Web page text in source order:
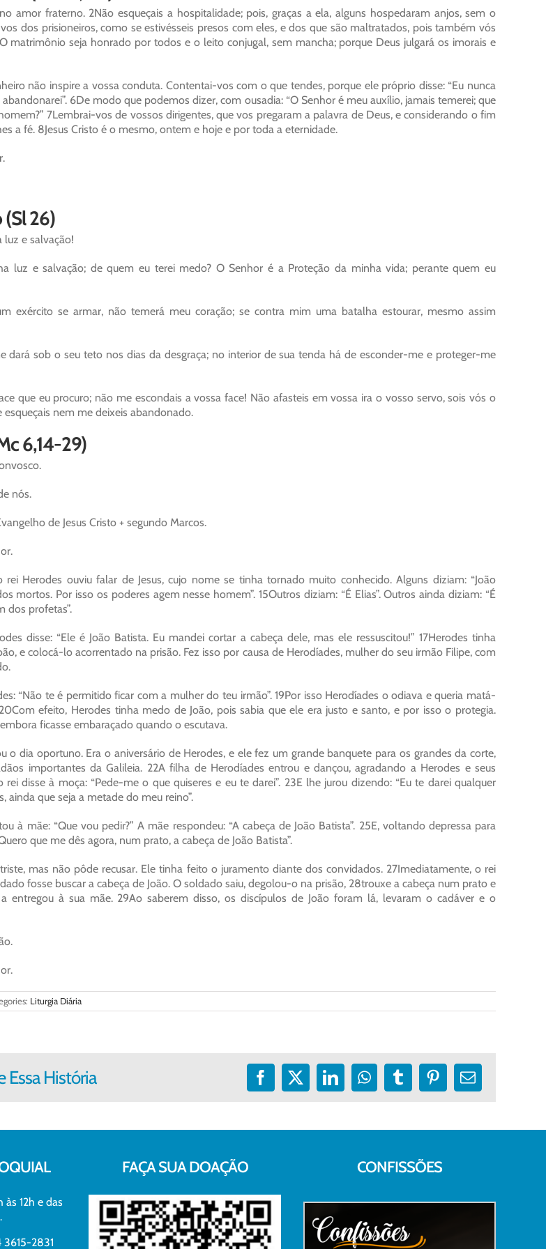
amor fraterno. 2Não esqueçais a hospitalidade; pois, graças a ela, alguns hospedaram anjos, sem o
dos prisioneiros, como se estivésseis presos com eles, e dos que são maltratados, pois também vós
matrimônio seja honrado por todos e o leito conjugal, sem mancha; porque Deus julgará os imorais e
não inspire a vossa conduta. Contentai-vos com o que tendes, porque ele próprio disse: “Eu nunca
6De modo que podemos dizer, com ousadia: “O Senhor é meu auxílio, jamais temerei; que
7Lembrai-vos de vossos dirigentes, que vos pregaram a palavra de Deus, e considerando o fim
a fé. 8Jesus Cristo é o mesmo, ontem e hoje e por toda a eternidade.
(Sl 26)
e salvação!
luz e salvação; de quem eu terei medo? O Senhor é a Proteção da minha vida; perante quem eu
exército se armar, não temerá meu coração; se contra mim uma batalha estourar, mesmo assim
dará sob o seu teto nos dias da desgraça; no interior de sua tenda há de esconder-me e proteger-me
que eu procuro; não me escondais a vossa face! Não afasteis em vossa ira o vosso servo, sois vós o
esqueçais nem me deixeis abandonado.
6,14-29)
nós.
de Jesus Cristo + segundo Marcos.
rei Herodes ouviu falar de Jesus, cujo nome se tinha tornado muito conhecido. Alguns diziam: “João
mortos. Por isso os poderes agem nesse homem”. 15Outros diziam: “É Elias”. Outros ainda diziam: “É
dos profetas”.
disse: “Ele é João Batista. Eu mandei cortar a cabeça dele, mas ele ressuscitou!” 17Herodes tinha
e colocá-lo acorrentado na prisão. Fez isso por causa de Herodíades, mulher do seu irmão Filipe, com
“Não te é permitido ficar com a mulher do teu irmão”. 19Por isso Herodíades o odiava e queria matá-
efeito, Herodes tinha medo de João, pois sabia que ele era justo e santo, e por isso o protegia.
ficasse embaraçado quando o escutava.
o dia oportuno. Era o aniversário de Herodes, e ele fez um grande banquete para os grandes da corte,
importantes da Galileia. 22A filha de Herodíades entrou e dançou, agradando a Herodes e seus
rei disse à moça: “Pede-me o que quiseres e eu te darei”. 23E lhe jurou dizendo: “Eu te darei qualquer
ainda que seja a metade do meu reino”.
à mãe: “Que vou pedir?” A mãe respondeu: “A cabeça de João Batista”. 25E, voltando depressa para
que me dês agora, num prato, a cabeça de João Batista”.
mas não pôde recusar. Ele tinha feito o juramento diante dos convidados. 27Imediatamente, o rei
fosse buscar a cabeça de João. O soldado saiu, degolou-o na prisão, 28trouxe a cabeça num prato e
entregou à sua mãe. 29Ao saberem disso, os discípulos de João foram lá, levaram o cadáver e o
Liturgia Diária
Essa História Facebook
X LinkedInWhatsApp
TumblrPinterest
E-
às 12h e das
2831
FAÇA SUA DOAÇÃO CONFISSÕES